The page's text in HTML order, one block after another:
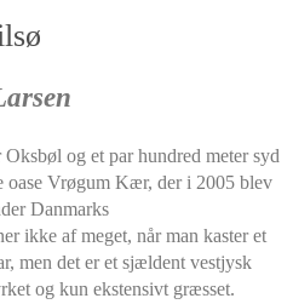
og et par hundred meter syd
Vrøgum Kær, der i 2005 blev
Danmarks
ikke af meget, når man kaster et
men det er et sjældent vestjysk
og kun ekstensivt græsset.